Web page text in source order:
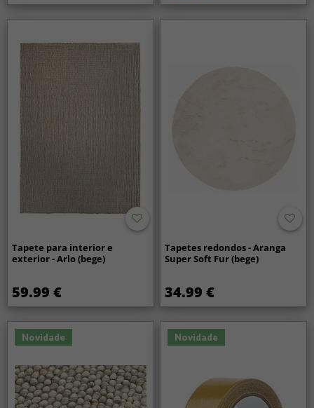
Tapete para interior e
exterior - Arlo (bege)
59.99 €
Tapetes redondos - Aranga
Super Soft Fur (bege)
34.99 €
Novidade Novidade